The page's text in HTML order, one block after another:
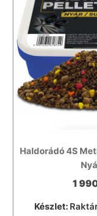
Haldorádó 4S
1
Készlet: